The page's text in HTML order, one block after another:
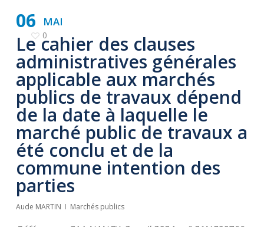
MAI
06
0
Le cahier des clauses
administratives générales
applicable aux marchés
publics de travaux dépend
de la date à laquelle le
marché public de travaux a
été conclu et de la
commune intention des
parties
Aude MARTIN Marchés publics